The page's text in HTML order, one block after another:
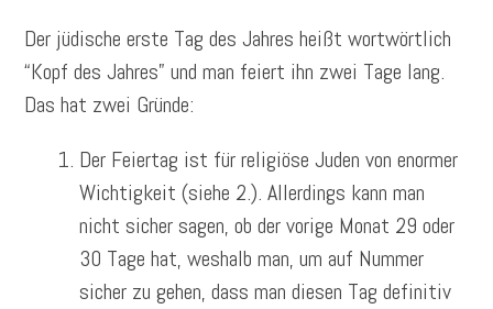
Der jüdische erste Tag des Jahres heißt wortwörtlich
“Kopf des Jahres” und man feiert ihn zwei Tage lang.
Das hat zwei Gründe:
Der Feiertag ist für religiöse Juden von enormer
Wichtigkeit (siehe 2.). Allerdings kann man
nicht sicher sagen, ob der vorige Monat 29 oder
30 Tage hat, weshalb man, um auf Nummer
sicher zu gehen, dass man diesen Tag definitiv